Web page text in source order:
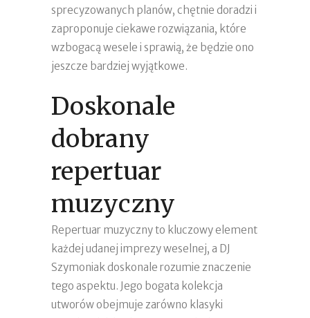
sprecyzowanych planów, chętnie doradzi i
zaproponuje ciekawe rozwiązania, które
wzbogacą wesele i sprawią, że będzie ono
jeszcze bardziej wyjątkowe.
Doskonale
dobrany
repertuar
muzyczny
Repertuar muzyczny to kluczowy element
każdej udanej imprezy weselnej, a DJ
Szymoniak doskonale rozumie znaczenie
tego aspektu. Jego bogata kolekcja
utworów obejmuje zarówno klasyki